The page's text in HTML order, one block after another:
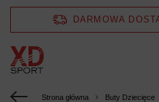
DARMOWA
Strona główna Buty Dziecięce